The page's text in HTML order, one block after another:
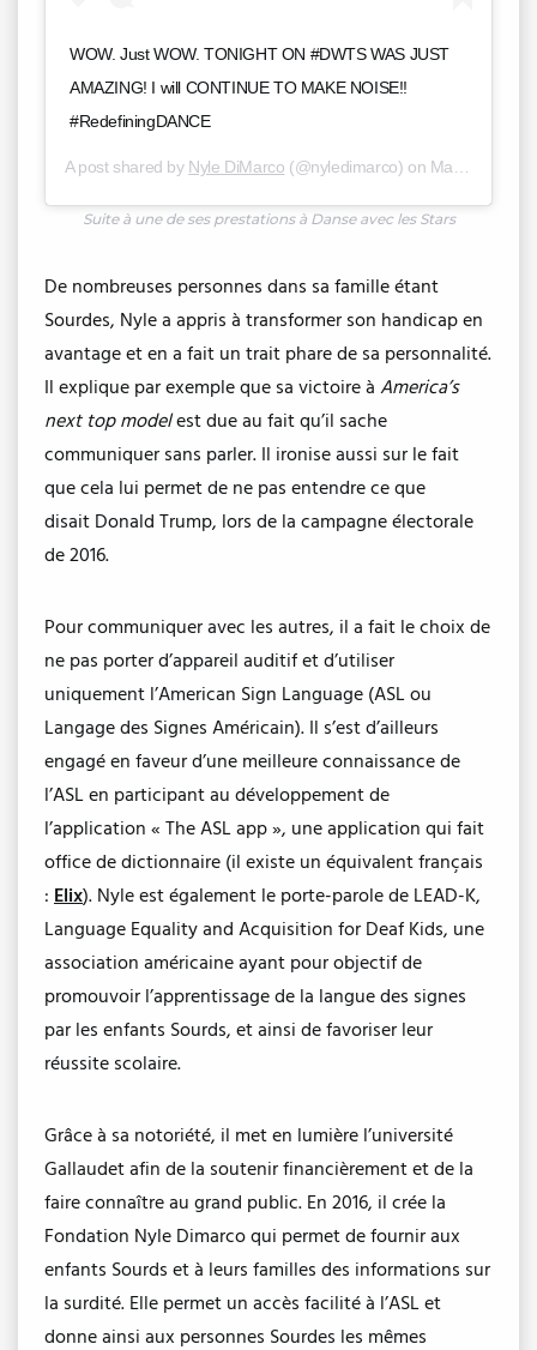
WOW. Just WOW. TONIGHT ON #DWTS WAS JUST
AMAZING! I will CONTINUE TO MAKE NOISE!!
#RedefiningDANCE
A post shared by Nyle DiMarco (@nyledimarco) on Mar 21, 2016 at 9:42pm PDT
Suite à une de ses prestations à Danse avec les Stars
De nombreuses personnes dans sa famille étant
Sourdes, Nyle a appris à transformer son handicap en
avantage et en a fait un trait phare de sa personnalité.
Il explique par exemple que sa victoire à America’s
next top modelest due au fait qu’il sache
communiquer sans parler. Il ironise aussi sur le fait
que cela lui permet de ne pas entendre ce que
disait Donald Trump, lors de la campagne électorale
de 2016.
Pour communiquer avec les autres, il a fait le choix de
ne pas porter d’appareil auditif et d’utiliser
uniquement l’American Sign Language (ASL ou
Langage des Signes Américain). Il s’est d’ailleurs
engagé en faveur d’une meilleure connaissance de
l’ASL en participant au développement de
l’application « The ASL app », une application qui fait
office de dictionnaire (il existe un équivalent français
: Elix). Nyle est également le porte-parole de LEAD-K,
Language Equality and Acquisition for Deaf Kids, une
association américaine ayant pour objectif de
promouvoir l’apprentissage de la langue des signes
par les enfants Sourds, et ainsi de favoriser leur
réussite scolaire.
Grâce à sa notoriété, il met en lumière l’université
Gallaudet afin de la soutenir financièrement et de la
faire connaître au grand public. En 2016, il crée la
Fondation Nyle Dimarco qui permet de fournir aux
enfants Sourds et à leurs familles des informations sur
la surdité. Elle permet un accès facilité à l’ASL et
donne ainsi aux personnes Sourdes les mêmes